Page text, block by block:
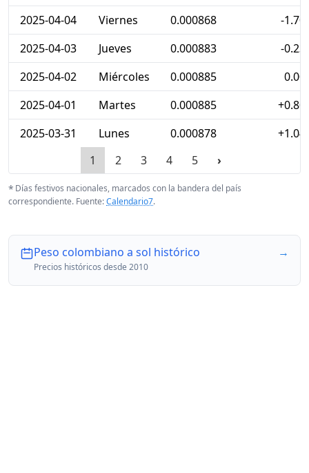
2025-04-04
Viernes 0.000868
-
2025-04-03
Jueves 0.000883
-
2025-04-02
Miércoles 0.000885
2025-04-01
Martes 0.000885
2025-03-31
Lunes 0.000878
1
2 3 4 5 ›
* Días festivos nacionales, marcados con la bandera del país
correspondiente. Fuente:Calendario7.
Peso colombiano a sol histórico
Precios históricos desde 2010
→